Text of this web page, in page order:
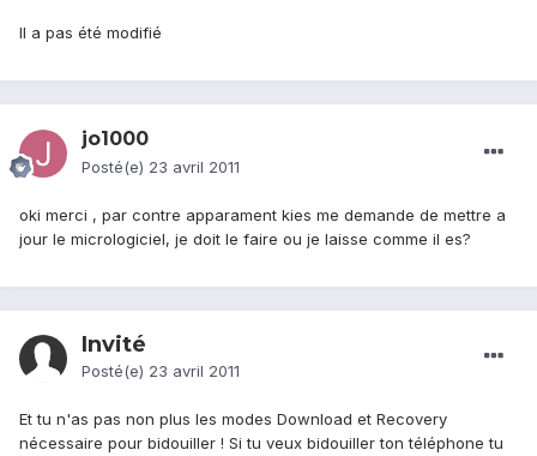
Il a pas été modifié
jo1000
Posté(e) 23 avril 2011
oki merci , par contre apparament kies me demande de mettre a
jour le micrologiciel, je doit le faire ou je laisse comme il es?
Invité
Posté(e) 23 avril 2011
Et tu n'as pas non plus les modes Download et Recovery
nécessaire pour bidouiller ! Si tu veux bidouiller ton téléphone tu